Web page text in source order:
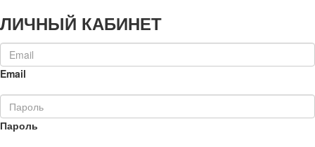
ЛИЧНЫЙ КАБИНЕТ
Email
Пароль